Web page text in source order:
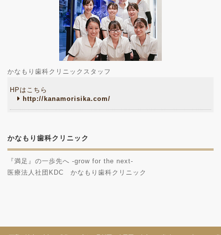
かなもり歯科クリニックスタッフ
HPはこちら
http://kanamorisika.com/
かなもり歯科クリニック
『満足』の一歩先へ -grow for the next-
医療法人社団KDC かなもり歯科クリニック